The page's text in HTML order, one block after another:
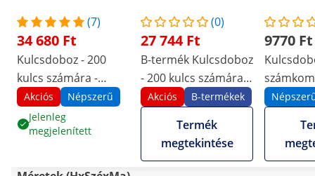
(7)
34 680 Ft
Kulcsdoboz - 200
kulcs számára -
kulcstartókkal
Akciós
Népszerű
Jelenleg
megjelenített
(0)
27 744 Ft
B-termék Kulcsdoboz
- 200 kulcs számára -
kulcstartókkal
Akciós B-termékek
Termék
megtekintése
9770 Ft
zár -
-